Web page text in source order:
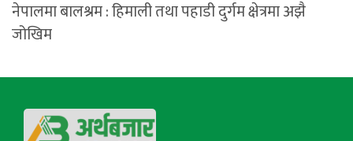
नेपालमा बालश्रम : हिमाली तथा पहाडी दुर्गम क्षेत्रमा अझै
जोखिम